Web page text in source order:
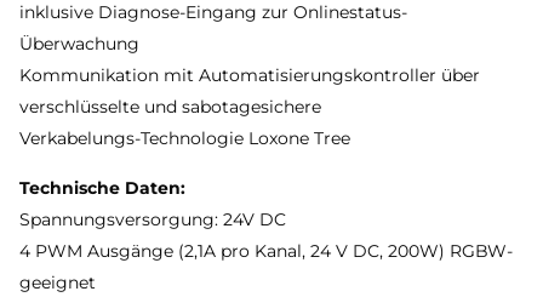
inklusive Diagnose-Eingang zur Onlinestatus-
Überwachung
Kommunikation mit Automatisierungskontroller über
verschlüsselte und sabotagesichere
Verkabelungs-Technologie Loxone Tree
Technische Daten:
Spannungsversorgung: 24V DC
4 PWM Ausgänge (2,1A pro Kanal, 24 V DC, 200W) RGBW-
geeignet